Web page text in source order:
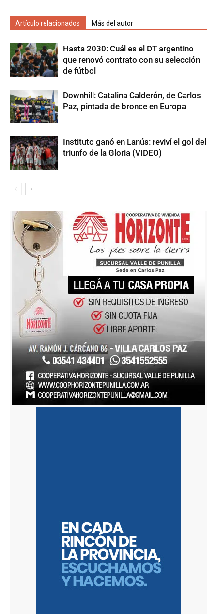
Artículo relacionados Más del autor
Hasta 2030: Cuál es el DT argentino
que renovó contrato con su selección
de fútbol
Downhill: Catalina Calderón, de Carlos
Paz, pintada de bronce en Europa
Instituto ganó en Lanús: reviví el gol del
triunfo de la Gloria (VIDEO)